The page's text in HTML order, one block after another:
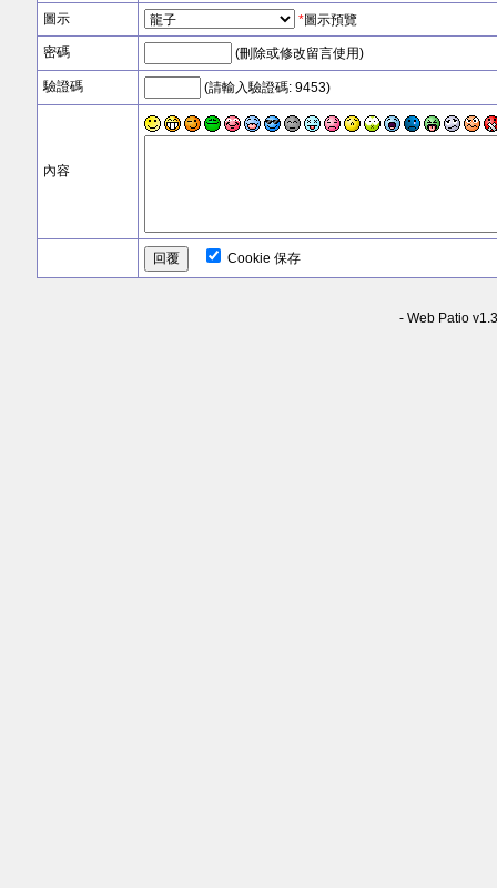
圖示 *圖示預覽
密碼 (刪除或修改留言使用)
驗證碼 (請輸入驗證碼: 9453)
內容
Cookie 保存
- Web Patio